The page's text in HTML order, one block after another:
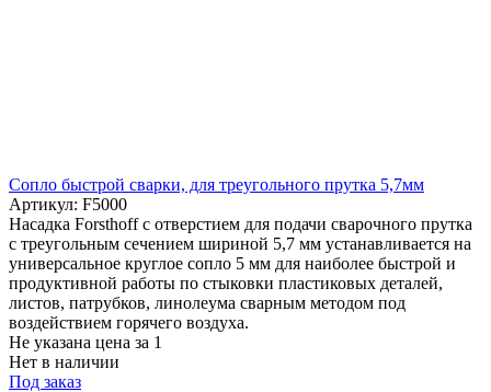
Cопло быстрой сварки, для треугольного прутка 5,7мм
Артикул: F5000
Насадка Forsthoff с отверстием для подачи сварочного прутка
с треугольным сечением шириной 5,7 мм устанавливается на
универсальное круглое сопло 5 мм для наиболее быстрой и
продуктивной работы по стыковки пластиковых деталей,
листов, патрубков, линолеума сварным методом под
воздействием горячего воздуха.
Не указана цена за 1
Нет в наличии
Под заказ